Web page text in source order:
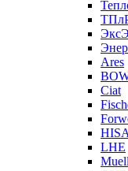
Ares
Ciat
LHE